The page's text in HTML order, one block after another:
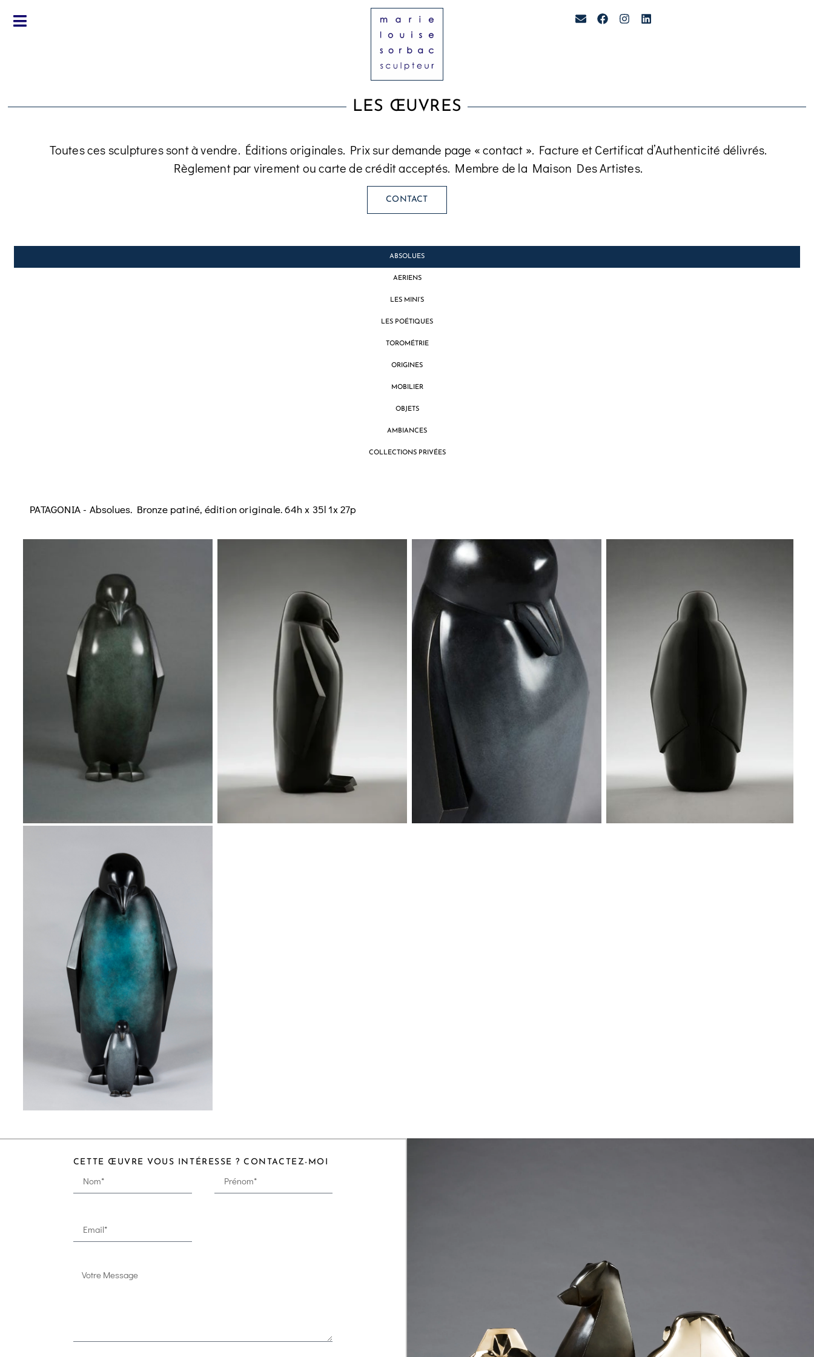
LES ŒUVRES
Toutes ces sculptures sont à vendre. Éditions originales. Prix sur demande page « contact ». Facture et Certificat d’Authenticité délivrés.
Règlement par virement ou carte de crédit acceptés. Membre de la Maison Des Artistes.
CONTACT
ABSOLUES
AERIENS
LES MINI’S
LES POÉTIQUES
TOROMÉTRIE
ORIGINES
MOBILIER
OBJETS
AMBIANCES
COLLECTIONS PRIVÉES
PATAGONIA - Absolues. Bronze patiné, édition originale. 64h x 35l 1x 27p
CETTE ŒUVRE VOUS INTÉRESSE ? CONTACTEZ-MOI